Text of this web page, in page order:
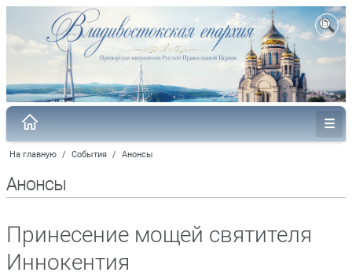
На главную / События / Анонсы
Анонсы
Принесение мощей святителя
Иннокентия